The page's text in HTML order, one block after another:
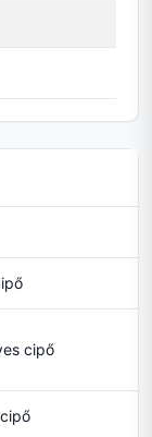
cipő